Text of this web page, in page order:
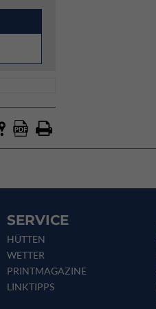
SERVICE
HÜTTEN
WETTER
PRINTMAGAZINE
LINKTIPPS